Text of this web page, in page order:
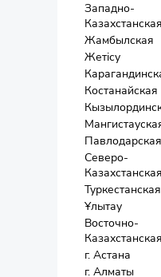
Западно-
Казахстанская
Жамбылская
Жетісу
Костанайская
Павлодарская
Северо-
Казахстанская
Туркестанская
Ұлытау
Восточно-
Казахстанская
г. Астана
г. Алматы